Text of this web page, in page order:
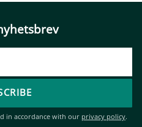
in accordance with our privacy policy.